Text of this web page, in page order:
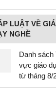
LUẬT VỀ
NGHỀ
Danh sách
vực giáo
từ tháng 8/